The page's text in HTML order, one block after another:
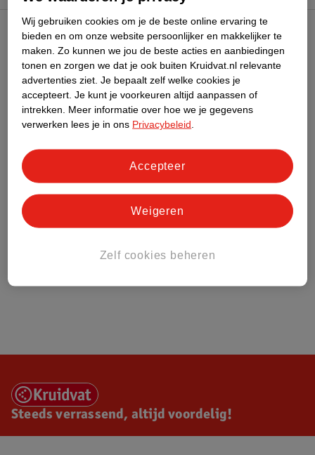
Kruidvat Club
Klantenservice
Over Kruidvat
Steeds verrassend, altijd voordelig!
Wij gebruiken cookies om je de beste online ervaring te
bieden en om onze website persoonlijker en makkelijker te
maken. Zo kunnen we jou de beste acties en aanbiedingen
tonen en zorgen we dat je ook buiten Kruidvat.nl relevante
advertenties ziet. Je bepaalt zelf welke cookies je
accepteert. Je kunt je voorkeuren altijd aanpassen of
intrekken.
Meer informatie over hoe we je gegevens
verwerken lees je in ons Privacybeleid
Zelf cookies beheren
Weigeren
Accepteer